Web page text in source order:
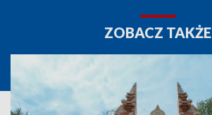
ZOBACZ TAKŻE